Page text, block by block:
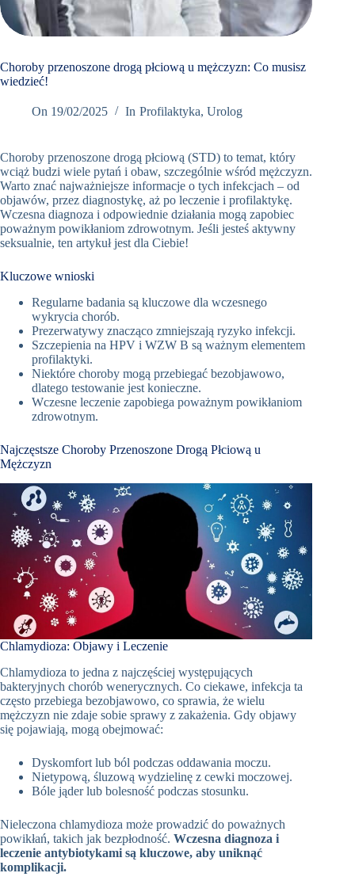
Book
Appointment
+48
76 66
Umów
wizytę w
Oslomed
Choroby przenoszone drogą płciową u mężczyzn: Co musisz
wiedzieć!
On 19/02/2025 In Profilaktyka, Urolog
Choroby przenoszone drogą płciową (STD) to temat, który
wciąż budzi wiele pytań i obaw, szczególnie wśród mężczyzn.
Warto znać najważniejsze informacje o tych infekcjach – od
objawów, przez diagnostykę, aż po leczenie i profilaktykę.
Wczesna diagnoza i odpowiednie działania mogą zapobiec
poważnym powikłaniom zdrowotnym. Jeśli jesteś aktywny
seksualnie, ten artykuł jest dla Ciebie!
Kluczowe wnioski
Regularne badania są kluczowe dla wczesnego
wykrycia chorób.
Prezerwatywy znacząco zmniejszają ryzyko infekcji.
Szczepienia na HPV i WZW B są ważnym elementem
profilaktyki.
Niektóre choroby mogą przebiegać bezobjawowo,
dlatego testowanie jest konieczne.
Wczesne leczenie zapobiega poważnym powikłaniom
zdrowotnym.
Najczęstsze Choroby Przenoszone Drogą Płciową u
Mężczyzn
Chlamydioza: Objawy i Leczenie
Chlamydioza to jedna z najczęściej występujących
bakteryjnych chorób wenerycznych. Co ciekawe, infekcja ta
często przebiega bezobjawowo, co sprawia, że wielu
mężczyzn nie zdaje sobie sprawy z zakażenia. Gdy objawy
się pojawiają, mogą obejmować:
Dyskomfort lub ból podczas oddawania moczu.
Nietypową, śluzową wydzielinę z cewki moczowej.
Bóle jąder lub bolesność podczas stosunku.
Nieleczona chlamydioza może prowadzić do poważnych
powikłań, takich jak bezpłodność. Wczesna diagnoza i
leczenie antybiotykami są kluczowe, aby uniknąć
komplikacji.